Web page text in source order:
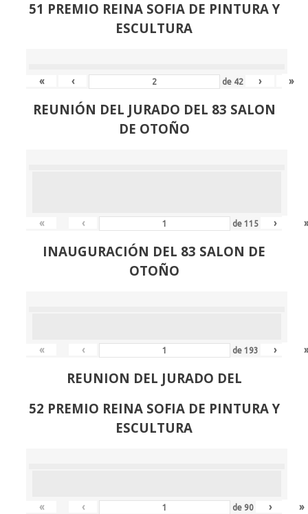
51 PREMIO REINA SOFIA DE PINTURA Y
ESCULTURA
« ‹ de 42 › »
REUNIÓN DEL JURADO DEL 83 SALON
DE OTOÑO
« ‹ de115 ›
INAUGURACIÓN DEL 83 SALON DE
OTOÑO
« ‹ de193 ›
REUNION DEL JURADO DEL
52 PREMIO REINA SOFIA DE PINTURA Y
ESCULTURA
« ‹ de 90 › »